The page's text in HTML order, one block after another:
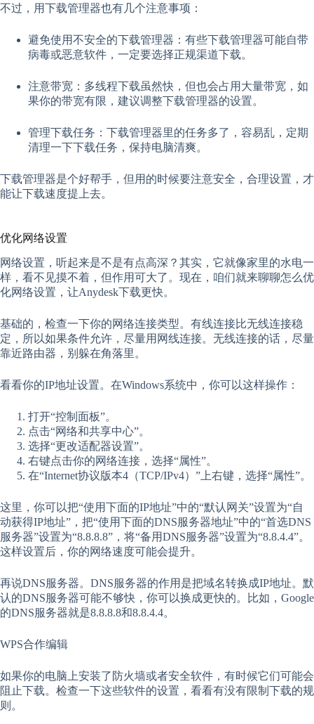
不过，用下载管理器也有几个注意事项：
避免使用不安全的下载管理器：有些下载管理器可能自带
病毒或恶意软件，一定要选择正规渠道下载。
注意带宽：多线程下载虽然快，但也会占用大量带宽，如
果你的带宽有限，建议调整下载管理器的设置。
管理下载任务：下载管理器里的任务多了，容易乱，定期
清理一下下载任务，保持电脑清爽。
下载管理器是个好帮手，但用的时候要注意安全，合理设置，才
能让下载速度提上去。
优化网络设置
网络设置，听起来是不是有点高深？其实，它就像家里的水电一
样，看不见摸不着，但作用可大了。现在，咱们就来聊聊怎么优
化网络设置，让Anydesk下载更快。
基础的，检查一下你的网络连接类型。有线连接比无线连接稳
定，所以如果条件允许，尽量用网线连接。无线连接的话，尽量
靠近路由器，别躲在角落里。
看看你的IP地址设置。在Windows系统中，你可以这样操作：
打开“控制面板”。
点击“网络和共享中心”。
选择“更改适配器设置”。
右键点击你的网络连接，选择“属性”。
在“Internet协议版本4（TCP/IPv4）”上右键，选择“属性”。
这里，你可以把“使用下面的IP地址”中的“默认网关”设置为“自
动获得IP地址”，把“使用下面的DNS服务器地址”中的“首选DNS
服务器”设置为“8.8.8.8”，将“备用DNS服务器”设置为“8.8.4.4”。
这样设置后，你的网络速度可能会提升。
再说DNS服务器。DNS服务器的作用是把域名转换成IP地址。默
认的DNS服务器可能不够快，你可以换成更快的。比如，Google
的DNS服务器就是8.8.8.8和8.8.4.4。
WPS合作编辑
如果你的电脑上安装了防火墙或者安全软件，有时候它们可能会
阻止下载。检查一下这些软件的设置，看看有没有限制下载的规
则。